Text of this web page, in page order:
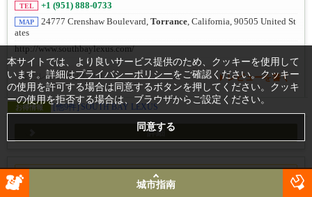
TEL +1 (951) 888-0733
MAP 24777 Crenshaw Boulevard, Torrance, California, 90505 United St
ates
http://www.southbaylexus.com/
まだレビューはありません。 レビューを書く
お得情報 [他9件] SOUTH BAY LEXUS
詳細
この記事の文章は機械翻訳されています。原文と訳文の間で、意
味合い等に差異がある可能性がありますのでご注意ください。
城市指南
本サイトでは、より良いサービス提供のため、クッキーを使用して
います。詳細はプライバシーポリシーをご確認ください。クッキー
の使用を許可する場合は同意するボタンを押してください。クッキ
ーの使用を拒否する場合は、ブラウザからご設定ください。